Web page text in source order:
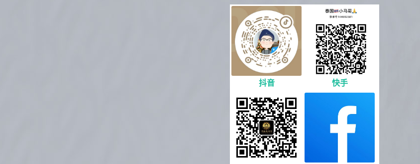
抖音 快手